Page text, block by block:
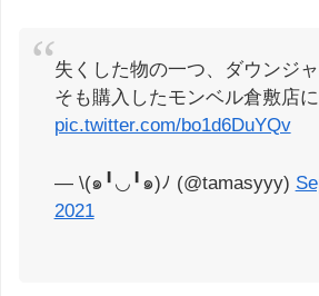
失くした物の一つ、ダウンジ
そも購入したモンベル倉敷店
pic.twitter.com/bo1d6DuYQv
— \(๑╹◡╹๑)ﾉ (@tamasyyy)
2021